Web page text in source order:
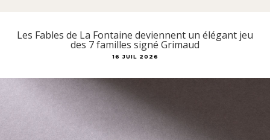
Les Fables de La Fontaine deviennent un élégant jeu
des 7 familles signé Grimaud
16 JUIL 2026